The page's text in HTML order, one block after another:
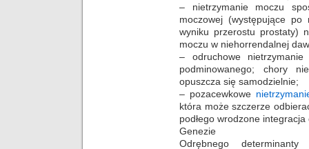
– nietrzymanie moczu
moczowej (występujące
wyniku przerostu prostaty)
moczu w niehorrendalnej
– odruchowe nietrzymanie
podminowanego; chory
opuszcza się samodzielnie;
– pozacewkowe
która może szczerze
podłego wrodzone
Genezie
Odrębnego